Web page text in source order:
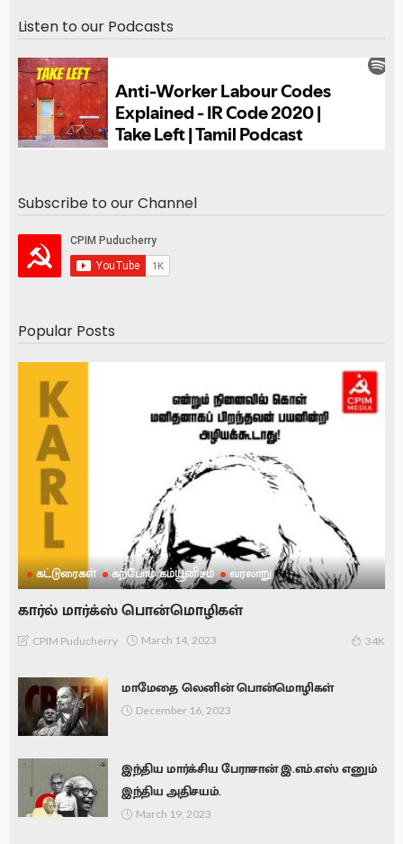
Listen to our Podcasts
Subscribe to our Channel
Popular Posts
கட்டுரைகள் கற்போம் கம்யூனிசம் வரலாறு
கார்ல் மார்க்ஸ் பொன்மொழிகள்
CPIM Puducherry March 14, 2023 34K
மாமேதை லெனின் பொன்மொழிகள்
December 16, 2023
இந்திய மார்க்சிய பேராசான் இ.எம்.எஸ் எனும்
இந்திய அதிசயம்.
March 19, 2023